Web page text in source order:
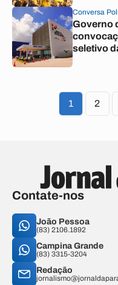
Conversa
Governo
seletivo
1 2
Contate-nos
João Pessoa
(83) 2106.1892
Campina Grande
(83) 3315-3204
Redação